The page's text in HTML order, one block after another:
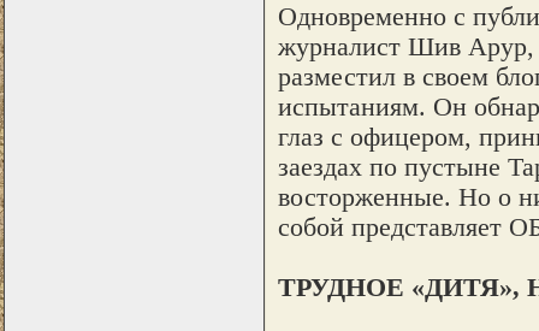
Одновременно с
журналист Шив Арур,
разместил в своем
испытаниям. Он
глаз с офицером,
заездах по пустыне
восторженные. Но о
собой представляет
ТРУДНОЕ «ДИТЯ»,